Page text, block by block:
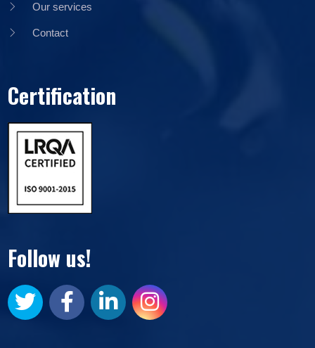
Our services
Contact
Certification
Follow us!